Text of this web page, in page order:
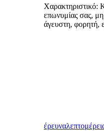
Χαρακτηριστικό:
επωνυμίας σας,
άγευστη, φορητή,
έρευνα